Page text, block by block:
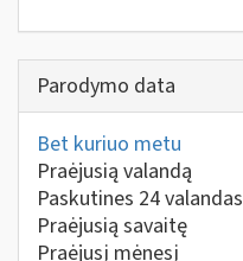
Parodymo data
Bet kuriuo metu
Praėjusią valandą
Paskutines 24 valandas
Praėjusią savaitę
Praėjusį mėnesį